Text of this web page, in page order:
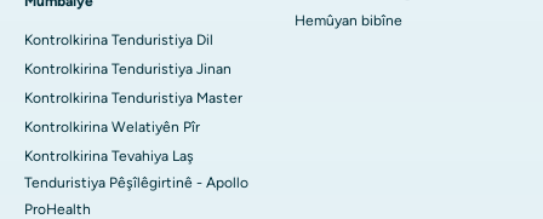
Kontrolkirina Tenduristiya Dil
Kontrolkirina Tenduristiya Jinan
Kontrolkirina Tenduristiya Master
Kontrolkirina Welatiyên Pîr
Kontrolkirina Tevahiya Laş
Tenduristiya Pêşîlêgirtinê - Apollo
ProHealth
Hemûyan bibîne